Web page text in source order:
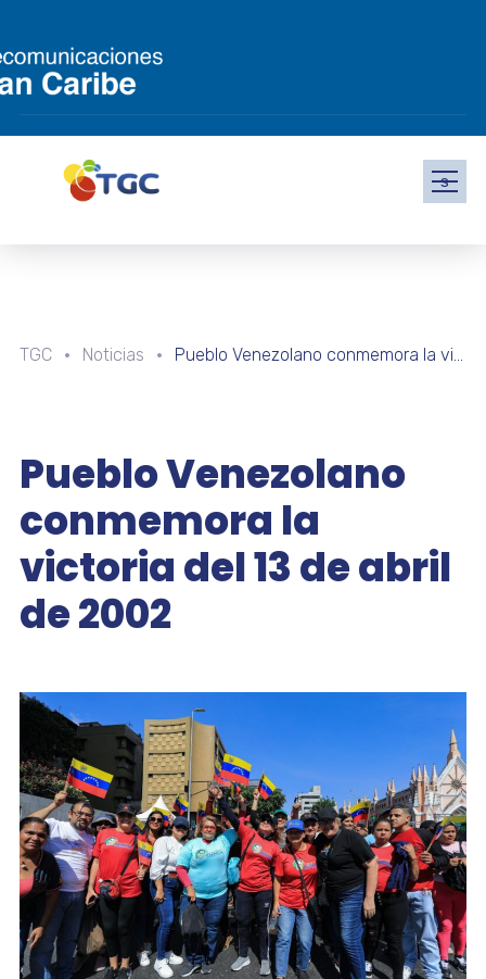
s
TGC Noticias Pueblo Venezolano conmemora la victoria del 13 de abril de 2002
Pueblo Venezolano
conmemora la
victoria del 13 de abril
de 2002